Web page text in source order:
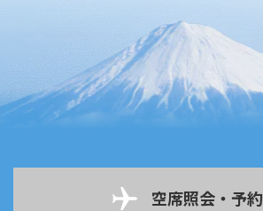
空席照会・予約